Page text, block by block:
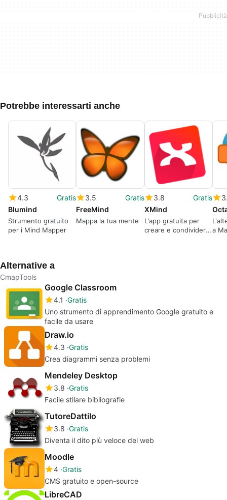
Potrebbe interessarti anche
4.3
Gratis
Blumind
Strumento gratuito
per i Mind Mapper
3.5
Gratis
FreeMind
Mappa la tua mente
3.8
Gratis
XMind
L'app gratuita per
creare e condividere a
Alternative a
CmapTools
Google Classroom
4.1 Gratis
Uno strumento di apprendimento Google gratuito e
facile da usare
Draw.io
4.3 Gratis
Crea diagrammi senza problemi
Mendeley Desktop
3.8 Gratis
Facile stilare bibliografie
TutoreDattilo
3.8 Gratis
Diventa il dito più veloce del web
Moodle
4 Gratis
CMS gratuito e open-source
LibreCAD